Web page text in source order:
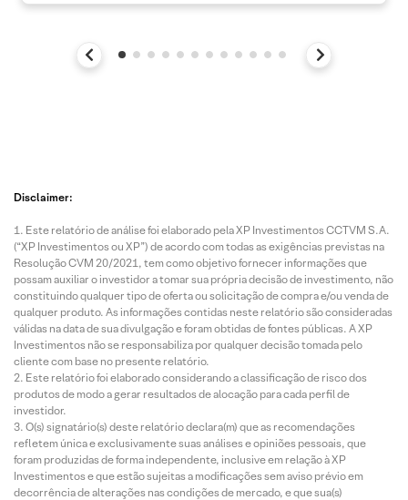
Disclaimer:
Este relatório de análise foi elaborado pela XP Investimentos CCTVM S.A.
(“XP Investimentos ou XP”) de acordo com todas as exigências previstas na
Resolução CVM 20/2021, tem como objetivo fornecer informações que
possam auxiliar o investidor a tomar sua própria decisão de investimento, não
constituindo qualquer tipo de oferta ou solicitação de compra e/ou venda de
qualquer produto. As informações contidas neste relatório são consideradas
válidas na data de sua divulgação e foram obtidas de fontes públicas. A XP
Investimentos não se responsabiliza por qualquer decisão tomada pelo
cliente com base no presente relatório.
Este relatório foi elaborado considerando a classificação de risco dos
produtos de modo a gerar resultados de alocação para cada perfil de
investidor.
O(s) signatário(s) deste relatório declara(m) que as recomendações
refletem única e exclusivamente suas análises e opiniões pessoais, que
foram produzidas de forma independente, inclusive em relação à XP
Investimentos e que estão sujeitas a modificações sem aviso prévio em
decorrência de alterações nas condições de mercado, e que sua(s)